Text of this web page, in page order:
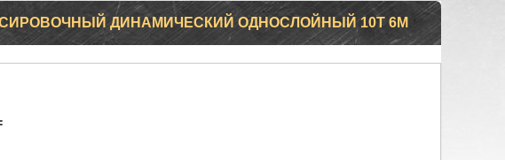
ДИНАМИЧЕСКИЙ ОДНОСЛОЙНЫЙ 10Т 6М